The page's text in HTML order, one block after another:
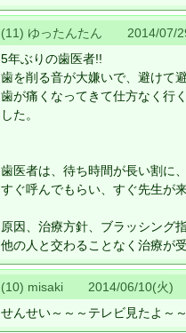
(11) ゆったんたん 2014/07/
5年ぶりの歯医者!!
歯を削る音が大嫌いで、避けて
歯が痛くなってきて仕方なく行
した。
歯医者は、待ち時間が長い割に
すぐ呼んでもらい、すぐ先生が
原因、治療方針、ブラッシング
他の人と交わることなく治療が
(10) misaki 2014/06/10(火)
せんせい～～～テレビ見たよ～